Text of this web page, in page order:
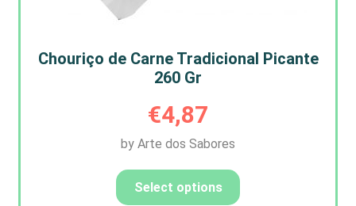
Chouriço de Carne Tradicional Picante
260 Gr
€4,87
by Arte dos Sabores
Select options